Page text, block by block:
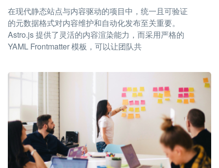
在现代静态站点与内容驱动的项目中，统一且可验证
的元数据格式对内容维护和自动化发布至关重要。
Astro.js 提供了灵活的内容渲染能力，而采用严格的
YAML Frontmatter 模板，可以让团队共